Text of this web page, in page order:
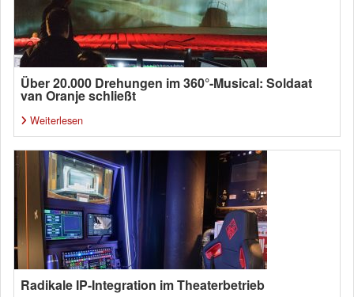
Über 20.000 Drehungen im 360°-Musical: Soldaat
van Oranje schließt
Weiterlesen
Radikale IP-Integration im Theaterbetrieb